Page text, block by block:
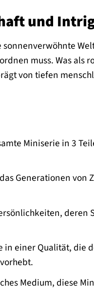
und
muss. Was als
von tiefen
Miniserie in 3
Generationen
deren
in einer Qualität, die
Medium, diese